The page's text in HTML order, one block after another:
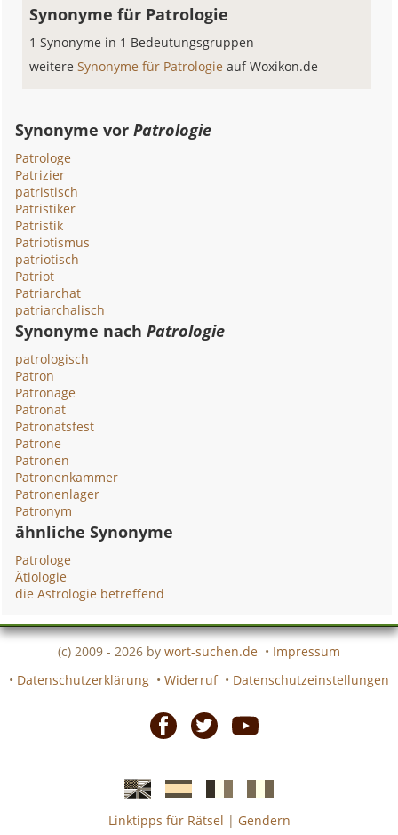
Synonyme für Patrologie
1 Synonyme in 1 Bedeutungsgruppen
weitereSynonyme für Patrologieauf Woxikon.de
Synonyme vorPatrologie
Patrologe
Patrizier
patristisch
Patristiker
Patristik
Patriotismus
patriotisch
Patriot
Patriarchat
patriarchalisch
Synonyme nachPatrologie
patrologisch
Patron
Patronage
Patronat
Patronatsfest
Patrone
Patronen
Patronenkammer
Patronenlager
Patronym
ähnliche Synonyme
Patrologe
Ätiologie
die Astrologie betreffend
(c) 2009 - 2026 by wort-suchen.de • Impressum
• Datenschutzerklärung • Widerruf • Datenschutzeinstellungen
EnglischeSpanischefranzösicheitalienische
Linktipps für Rätsel | Gendern